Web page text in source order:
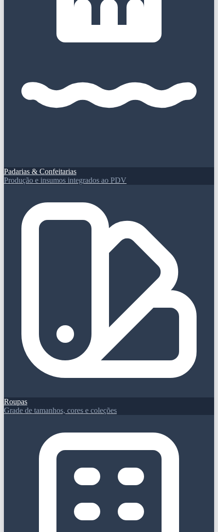
Padarias & Confeitarias
Produção e insumos integrados ao PDV
Roupas
Grade de tamanhos, cores e coleções